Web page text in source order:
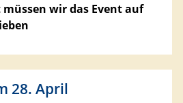
wir das Event auf
28. April